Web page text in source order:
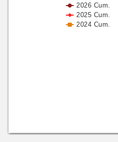
2026 Cum.
2025 Cum.
2024 Cum.